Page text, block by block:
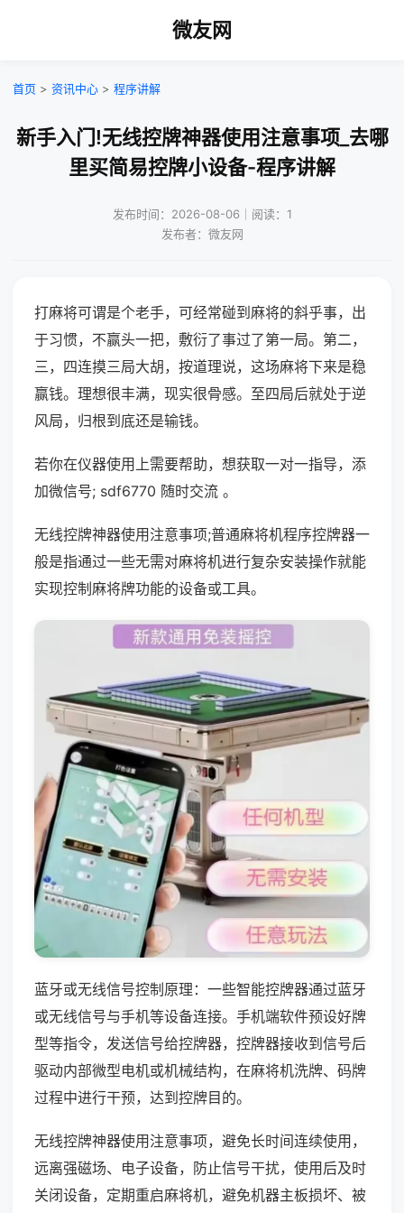
微友网
首页 > 资讯中心 > 程序讲解
新手入门!无线控牌神器使用注意事项_去哪
里买简易控牌小设备-程序讲解
发布时间：2026-08-06｜阅读：1
发布者：微友网
打麻将可谓是个老手，可经常碰到麻将的斜乎事，出
于习惯，不赢头一把，敷衍了事过了第一局。第二，
三，四连摸三局大胡，按道理说，这场麻将下来是稳
赢钱。理想很丰满，现实很骨感。至四局后就处于逆
风局，归根到底还是输钱。
若你在仪器使用上需要帮助，想获取一对一指导，添
加微信号; sdf6770 随时交流 。
无线控牌神器使用注意事项;普通麻将机程序控牌器一
般是指通过一些无需对麻将机进行复杂安装操作就能
实现控制麻将牌功能的设备或工具。
蓝牙或无线信号控制原理：一些智能控牌器通过蓝牙
或无线信号与手机等设备连接。手机端软件预设好牌
型等指令，发送信号给控牌器，控牌器接收到信号后
驱动内部微型电机或机械结构，在麻将机洗牌、码牌
过程中进行干预，达到控牌目的。
无线控牌神器使用注意事项，避免长时间连续使用，
远离强磁场、电子设备，防止信号干扰，使用后及时
关闭设备，定期重启麻将机，避免机器主板损坏、被